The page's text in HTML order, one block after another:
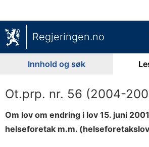
Regjeringen.no
Innhold og søk
Ot.prp. nr. 56 (2004-
Om lov om endring i lov 15. juni
helseforetak m.m.